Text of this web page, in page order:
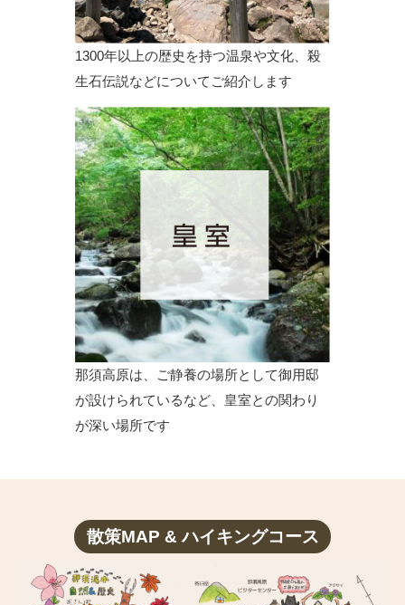
1300年以上の歴史を持つ温泉や文化、殺
生石伝説などについてご紹介します
那須高原は、ご静養の場所として御用邸
が設けられているなど、皇室との関わり
が深い場所です
散策MAP & ハイキングコース